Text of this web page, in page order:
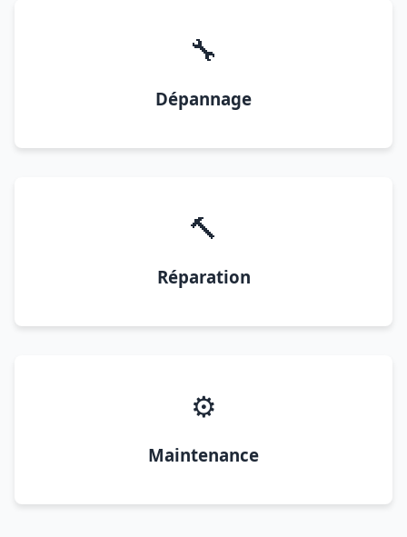
🔧
Dépannage
🔨
Réparation
⚙️
Maintenance